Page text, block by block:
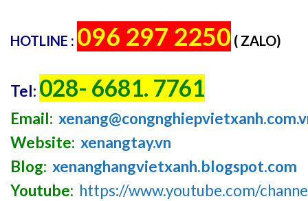
HOTLINE : 096 297 2250 ( ZALO)
Tel: 028- 6681. 7761
Email:
Website: xenangtay.vn
Blog: xenanghangvietxanh.blogspot.com
Youtube: https://www.youtube.com/